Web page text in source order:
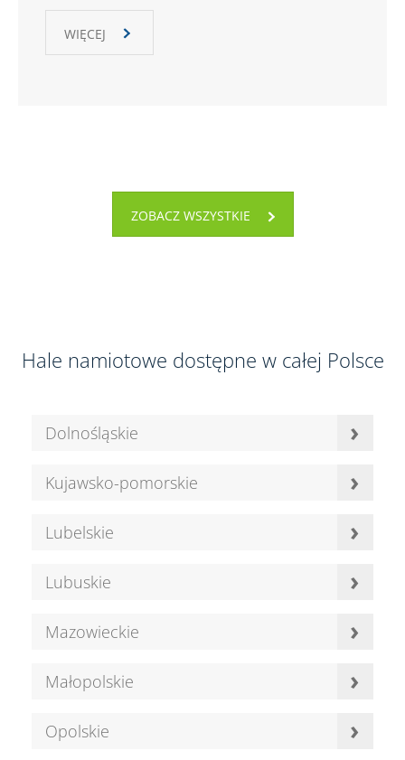
WIĘCEJ
ZOBACZ WSZYSTKIE
Hale namiotowe dostępne w całej Polsce
Dolnośląskie ›
Kujawsko-pomorskie ›
Lubelskie ›
Lubuskie ›
Mazowieckie ›
Małopolskie ›
Opolskie ›